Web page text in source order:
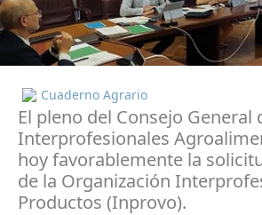
Cuaderno Agrario
El pleno del Consejo General
Interprofesionales
hoy favorablemente la
de la Organización
Productos (Inprovo).